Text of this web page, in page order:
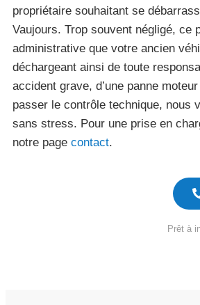
propriétaire souhaitant se
Vaujours. Trop souvent négligé, ce
administrative que votre ancien
déchargeant ainsi de toute
accident grave, d’une panne
passer le contrôle technique, nous
sans stress. Pour une prise en
notre page contact.
Prêt à